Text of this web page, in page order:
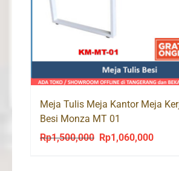
Meja Tulis Meja Kantor Meja
Besi Monza MT 01
Rp1,500,000
Original
Rp1,060,000Current